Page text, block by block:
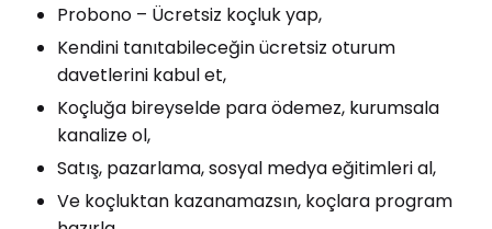
Probono – Ücretsiz koçluk yap,
Kendini tanıtabileceğin ücretsiz oturum
davetlerini kabul et,
Koçluğa bireyselde para ödemez, kurumsala
kanalize ol,
Satış, pazarlama, sosyal medya eğitimleri al,
Ve koçluktan kazanamazsın, koçlara program